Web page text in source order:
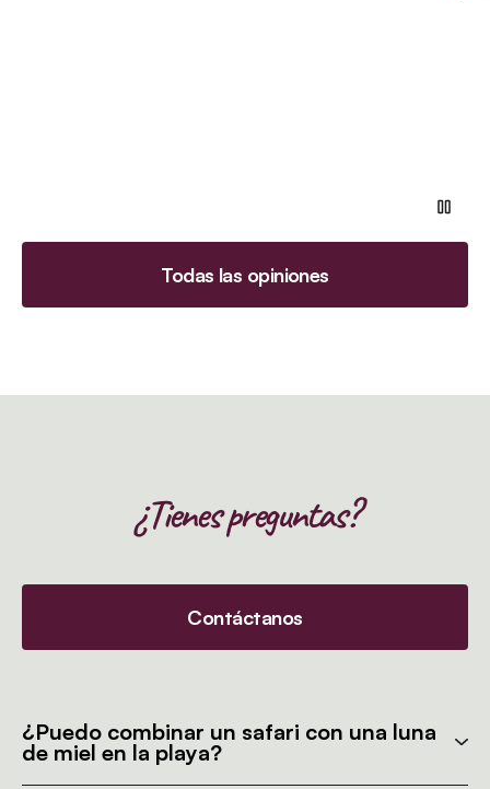
Todas las opiniones
¿Tienes preguntas?
Contáctanos
¿Puedo combinar un safari con una luna
de miel en la playa?